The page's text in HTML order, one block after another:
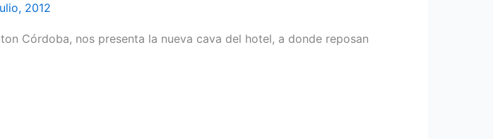
2012
Córdoba, nos presenta la nueva cava del hotel, a donde reposan